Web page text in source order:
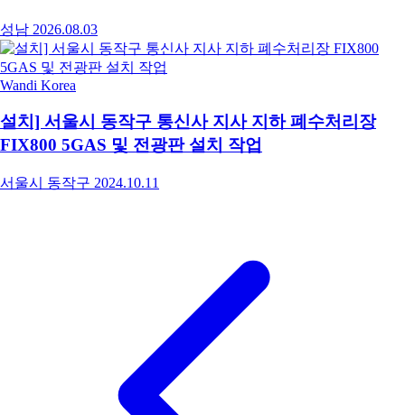
성남 2026.08.03
Wandi Korea
설치] 서울시 동작구 통신사 지사 지하 폐수처리장
FIX800 5GAS 및 전광판 설치 작업
서울시 동작구 2024.10.11